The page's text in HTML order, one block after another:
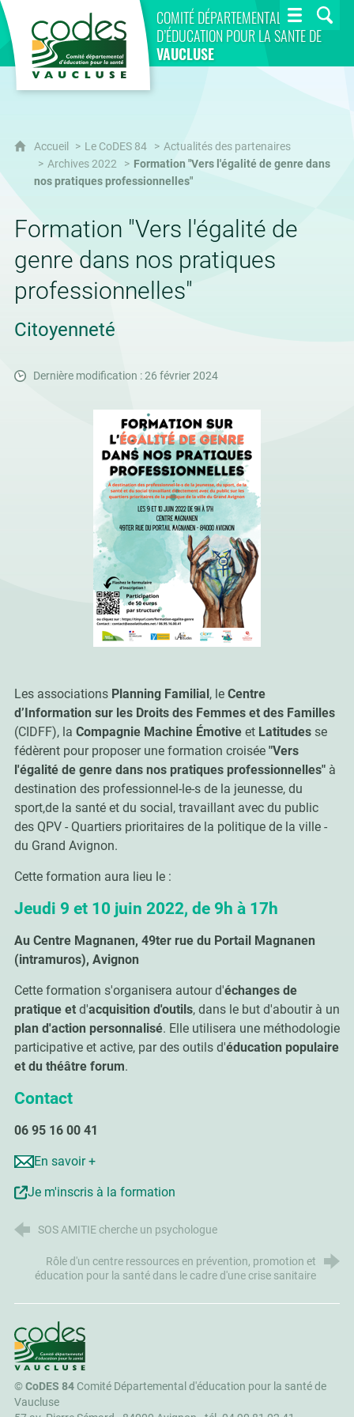
COMITÉ DÉPARTEMENTAL
D’ÉDUCATION POUR LA SANTÉ DE
VAUCLUSE
CoDES 84
Accueil Le CoDES 84
Actualités des partenaires
Archives 2022
Formation "Vers l'égalité de genre dans
nos pratiques professionnelles"
Formation "Vers l'égalité de
genre dans nos pratiques
professionnelles"
Citoyenneté
Dernière modification : 26 février 2024
Les associationsPlanning Familial, le Centre
d’Information sur les Droits des Femmes et des Familles
(CIDFF), la Compagnie Machine Émotiveet Latitudesse
fédèrent pour proposer une formation croisée "Vers
l'égalité de genre dans nos pratiques professionnelles" à
destination des professionnel-le-s de la jeunesse, du
sport,de la santé et du social, travaillant avec du public
des QPV - Quartiers prioritaires de la politique de la ville -
du Grand Avignon.
Cette formation aura lieu le :
Jeudi 9 et 10 juin 2022, de 9h à 17h
Au Centre Magnanen, 49ter rue du Portail Magnanen
(intramuros), Avignon
Cette formation s'organisera autour d'échanges de
pratique etd'acquisition d'outils, dans le but d'aboutir à un
plan d'action personnalisé. Elle utilisera une méthodologie
participative et active, par des outils d'éducation populaire
et du théâtre forum.
Contact
06 95 16 00 41
En savoir +
Je m'inscris à la formation
SOS AMITIE cherche un psychologue
Rôle d'un centre ressources en prévention, promotion et
éducation pour la santé dans le cadre d'une crise sanitaire
CoDES 84
©CoDES 84Comité Départemental d'éducation pour la santé de
Vaucluse